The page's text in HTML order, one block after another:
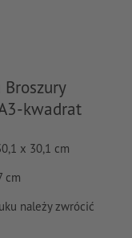
kwadrat
x 30,1 cm
cm
należy zwrócić